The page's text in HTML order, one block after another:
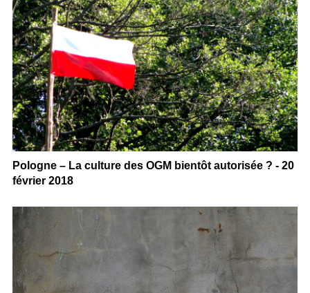
Pologne – La culture des OGM bientôt autorisée ? - 20
février 2018